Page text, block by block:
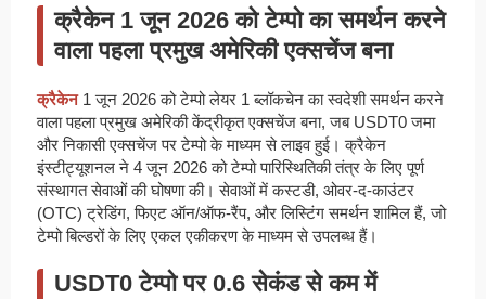
क्रैकेन 1 जून 2026 को टेम्पो का समर्थन करने
वाला पहला प्रमुख अमेरिकी एक्सचेंज बना
क्रैकेन1 जून 2026 को टेम्पो लेयर 1 ब्लॉकचेन का स्वदेशी समर्थन करने
वाला पहला प्रमुख अमेरिकी केंद्रीकृत एक्सचेंज बना, जब USDT0 जमा
और निकासी एक्सचेंज पर टेम्पो के माध्यम से लाइव हुई। क्रैकेन
इंस्टीट्यूशनल ने 4 जून 2026 को टेम्पो पारिस्थितिकी तंत्र के लिए पूर्ण
संस्थागत सेवाओं की घोषणा की। सेवाओं में कस्टडी, ओवर-द-काउंटर
(OTC) ट्रेडिंग, फिएट ऑन/ऑफ-रैंप, और लिस्टिंग समर्थन शामिल हैं, जो
टेम्पो बिल्डरों के लिए एकल एकीकरण के माध्यम से उपलब्ध हैं।
USDT0 टेम्पो पर 0.6 सेकंड से कम में